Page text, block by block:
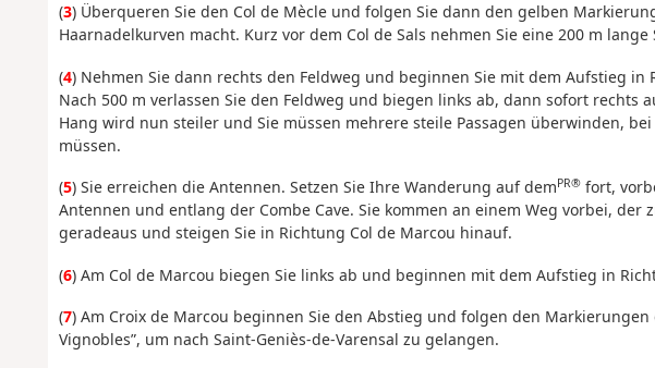
(3) Überqueren Sie den Col de Mècle und folgen Sie dann den gelben
Haarnadelkurven macht. Kurz vor dem Col de Sals nehmen Sie eine 200 m lange
(4) Nehmen Sie dann rechts den Feldweg und beginnen Sie mit dem Aufstieg in
Nach 500 m verlassen Sie den Feldweg und biegen links ab, dann sofort rechts
Hang wird nun steiler und Sie müssen mehrere steile Passagen überwinden,
müssen.
(5) Sie erreichen die Antennen. Setzen Sie Ihre Wanderung auf demPR®fort,
Antennen und entlang der Combe Cave. Sie kommen an einem Weg vorbei, der
geradeaus und steigen Sie in Richtung Col de Marcou hinauf.
(6) Am Col de Marcou biegen Sie links ab und beginnen mit dem Aufstieg in
(7) Am Croix de Marcou beginnen Sie den Abstieg und folgen den Markierungen
Vignobles”, um nach Saint-Geniès-de-Varensal zu gelangen.